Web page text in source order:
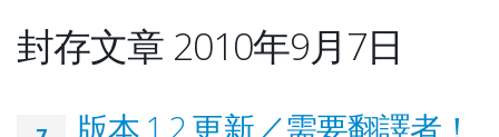
封存文章 2010年9月7日
版本 1.2 更新／需要翻譯者！